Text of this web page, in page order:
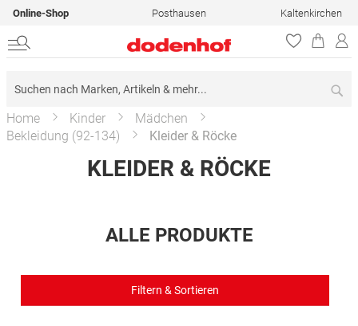
Online-Shop Posthausen Kaltenkirchen
Home Kinder
Mädchen
Bekleidung (92-134)
Kleider & Röcke
KLEIDER & RÖCKE
ALLE PRODUKTE
Filtern & Sortieren